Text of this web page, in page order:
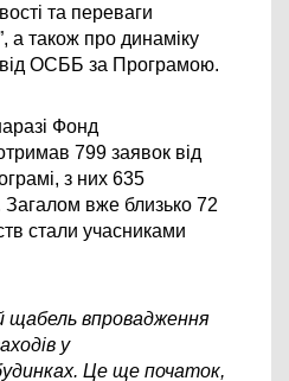
та переваги
а також про динаміку
ОСББ за Програмою.
Фонд
799 заявок від
з них 635
Загалом вже близько 72
стали учасниками
впровадження
у
Це ще початок,